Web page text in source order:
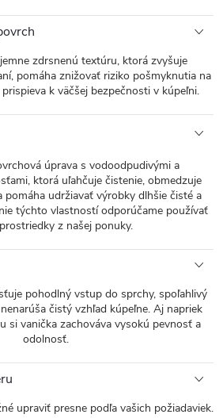
zdrsnenú textúru, ktorá zvyšuje
pomáha znižovať riziko pošmyknutia na
k väčšej bezpečnosti v kúpeľni.
úprava s vodoodpudivými a
ktorá uľahčuje čistenie, obmedzuje
pomáha udržiavať výrobky dlhšie čisté a
týchto vlastností odporúčame používať
z našej ponuky.
pohodlný vstup do sprchy, spoľahlivý
čistý vzhľad kúpeľne. Aj napriek
si vanička zachováva vysokú pevnosť a
odolnosť.
upraviť presne podľa vašich požiadaviek.